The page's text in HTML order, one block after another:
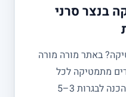
בנצר סרני
באתר מורה מורה
מתמטיקה לכל
הרמות: יסודי, חטיבה, תיכון, הכנה לבגרות 3–5